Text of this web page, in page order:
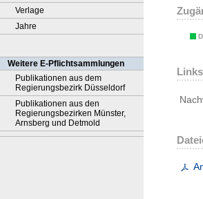
Verlage
Jahre
Weitere E-Pflichtsammlungen
Publikationen aus dem
Regierungsbezirk Düsseldorf
Publikationen aus den
Regierungsbezirken Münster,
Arnsberg und Detmold
Links